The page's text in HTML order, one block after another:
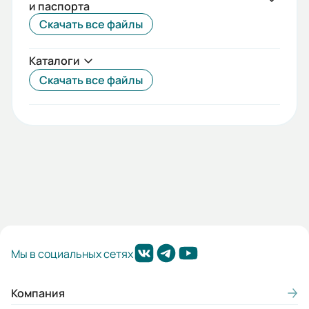
54
79,6/46
Климатическое исполнение:
Монтажное положение:
1003
Режим работы:
и паспорта
Скачать все файлы
Каталоги
Скачать все файлы
Мы в социальных сетях
Компания